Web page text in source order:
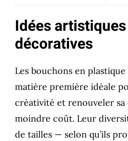
Idées
décoratives
Les bouchons en
matière première idéale
créativité et renouveler sa
moindre coût. Leur
de tailles — selon qu’ils